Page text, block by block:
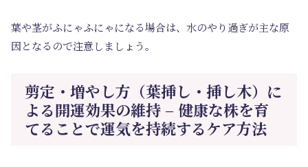
葉や茎がふにゃふにゃになる場合は、水のやり過ぎが主な原
因となるので注意しましょう。
剪定・増やし方（葉挿し・挿し木）に
よる開運効果の維持 – 健康な株を育
てることで運気を持続するケア方法